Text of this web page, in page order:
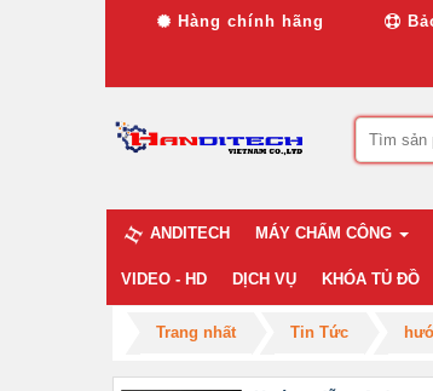
Hàng chính hãng
ANDITECH MÁY CHẤM CÔNG
VIDEO - HD DỊCH VỤ KHÓA TỦ ĐỒ
Trang nhất Tin Tức